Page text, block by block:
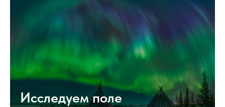
Исследуем поле